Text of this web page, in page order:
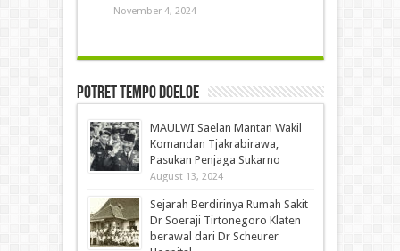
November 4, 2024
Potret Tempo Doeloe
MAULWI Saelan Mantan Wakil
Komandan Tjakrabirawa,
Pasukan Penjaga Sukarno
August 13, 2024
Sejarah Berdirinya Rumah Sakit
Dr Soeraji Tirtonegoro Klaten
berawal dari Dr Scheurer